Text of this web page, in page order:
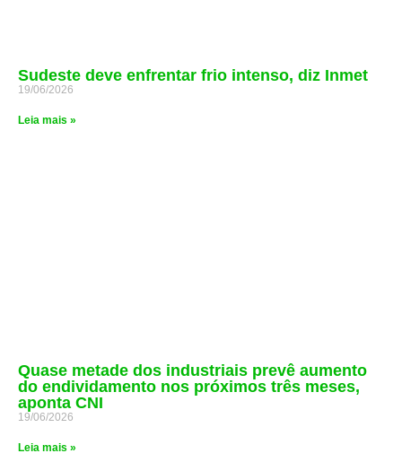
Sudeste deve enfrentar frio intenso, diz Inmet
19/06/2026
Leia mais »
Quase metade dos industriais prevê aumento
do endividamento nos próximos três meses,
aponta CNI
19/06/2026
Leia mais »